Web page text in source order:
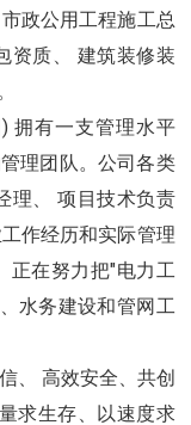
政公用工程施工总
资质、 建筑装修装
有一支管理水平
理团队。公司各类
理、 项目技术负责
作经历和实际管理
正在努力把"电力工
水务建设和管网工
、 高效安全、共创
求生存、以速度求